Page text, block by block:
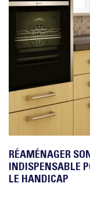
RÉAMÉNAGER
INDISPENSABLE
LE HANDICAP